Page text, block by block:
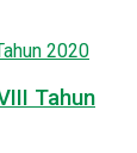
Tahun